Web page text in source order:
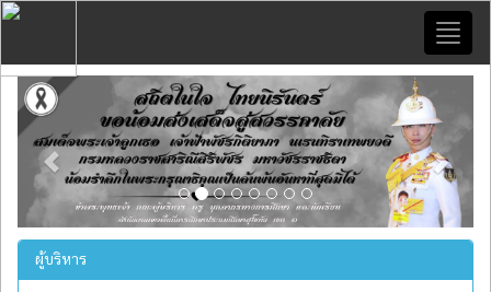
Previous
ผู้บริหาร